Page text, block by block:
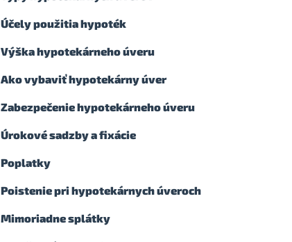
Účely použitia hypoték
Výška hypotekárneho úveru
Ako vybaviť hypotekárny úver
Zabezpečenie hypotekárneho úveru
Úrokové sadzby a fixácie
Poplatky
Poistenie pri hypotekárnych úveroch
Mimoriadne splátky